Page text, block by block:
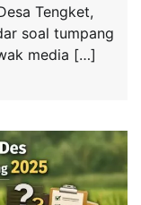
Tengket,
soal tumpang
media […]